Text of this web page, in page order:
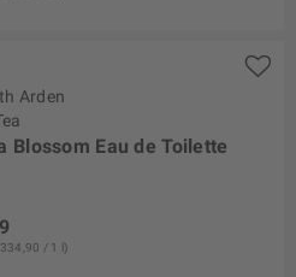
Arden
Blossom Eau de Toilette
/ 1 l)